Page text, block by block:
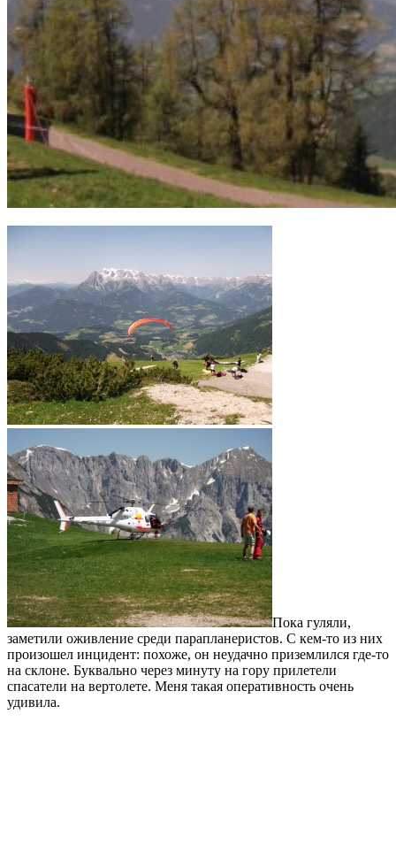
Пока гуляли,
заметили оживление среди парапланеристов. С кем-то из них
произошел инцидент: похоже, он неудачно приземлился где-то
на склоне. Буквально через минуту на гору прилетели
спасатели на вертолете. Меня такая оперативность очень
удивила.